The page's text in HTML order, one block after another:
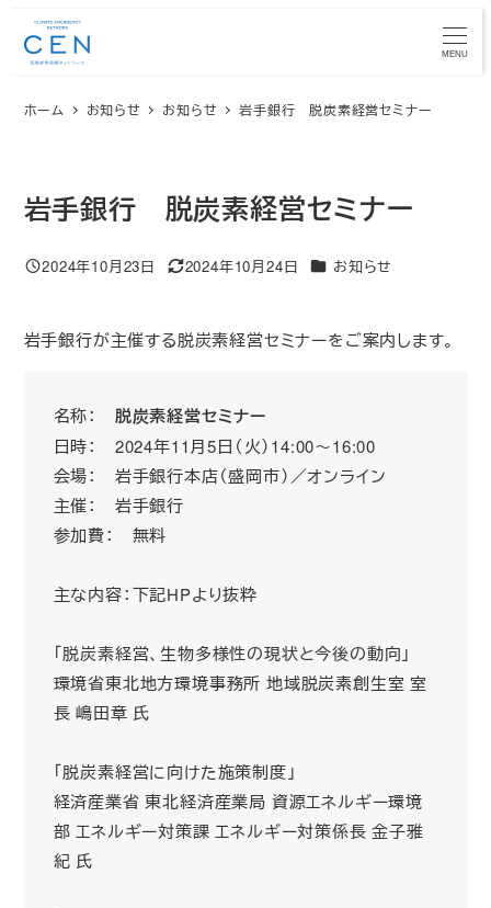
MENU
ホーム お知らせ お知らせ 岩手銀行 脱炭素経営セミナー
岩手銀行 脱炭素経営セミナー
投稿日
2024年10月23日
更新日
2024年10月24日 カテゴリー
お知らせ
岩手銀行が主催する脱炭素経営セミナーをご案内します。
名称： 脱炭素経営セミナー
日時： 2024年11月5日（火）14:00～16:00
会場： 岩手銀行本店（盛岡市）／オンライン
主催： 岩手銀行
参加費： 無料
主な内容：下記HPより抜粋
「脱炭素経営、生物多様性の現状と今後の動向」
環境省東北地方環境事務所 地域脱炭素創生室 室
長 嶋田章 氏
「脱炭素経営に向けた施策制度」
経済産業省 東北経済産業局 資源エネルギー環境
部 エネルギー対策課 エネルギー対策係長 金子雅
紀 氏